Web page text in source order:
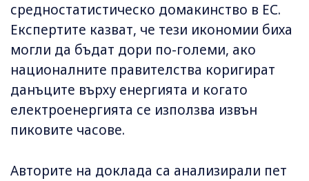
средностатистическо домакинство в ЕС.
Експертите казват, че тези икономии биха
могли да бъдат дори по-големи, ако
националните правителства коригират
данъците върху енергията и когато
електроенергията се използва извън
пиковите часове.
Авторите на доклада са анализирали пет